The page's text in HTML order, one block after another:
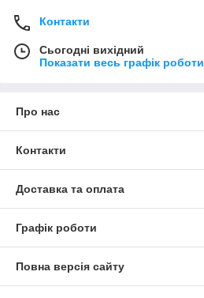
Контакти
Сьогодні вихідний
Показати весь графік роботи
Про нас
Контакти
Доставка та оплата
Графік роботи
Повна версія сайту